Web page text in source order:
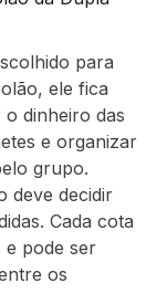
para
ele fica
dinheiro das
e organizar
grupo.
deve decidir
Cada cota
e pode ser
os